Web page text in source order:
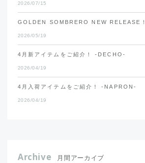
2026/07/15
GOLDEN SOMBRERO NEW RELEASE！
2026/05/19
4月新アイテムをご紹介！ -DECHO-
2026/04/19
4月入荷アイテムをご紹介！ -NAPRON-
2026/04/19
Archive 月間アーカイブ